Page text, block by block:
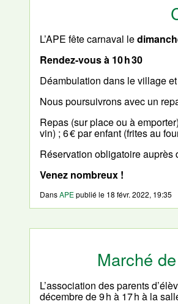
L’APE fête carnaval le
Rendez-vous à 10 h 30
Déambulation dans le village
Nous poursuivrons avec un
Repas (sur place ou à
vin) ; 6 € par enfant (frites au
Réservation obligatoire auprès
Venez nombreux !
DansAPEpublié le 18 févr. 2022, 19:35
Marché
L’association des parents
décembre de 9 h à 17 h à la